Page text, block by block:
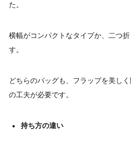
た。
横幅がコンパクトなタイプか、二つ
す。
どちらのバッグも、フラップを美し
の工夫が必要です。
持ち方の違い